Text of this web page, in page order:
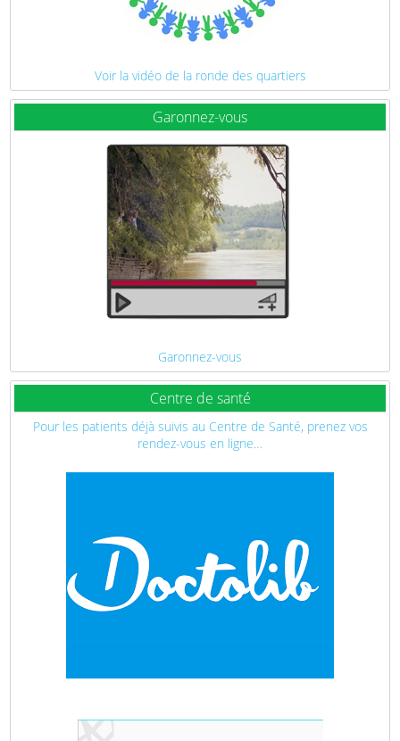
Voir la vidéo de la ronde des quartiers
Garonnez-vous
Garonnez-vous
Centre de santé
Pour les patients déjà suivis au Centre de Santé, prenez vos
rendez-vous en ligne…